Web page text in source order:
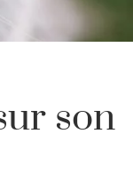
son